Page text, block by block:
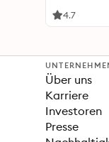
4.7
Über uns
Karriere
Investoren
Presse